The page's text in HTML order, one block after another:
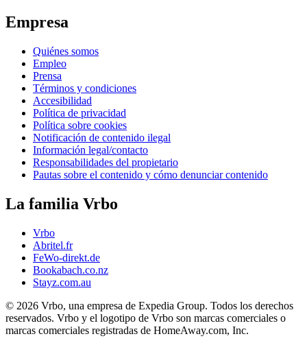
Empresa
Quiénes somos
Empleo
Prensa
Términos y condiciones
Accesibilidad
Política de privacidad
Política sobre cookies
Notificación de contenido ilegal
Información legal/contacto
Responsabilidades del propietario
Pautas sobre el contenido y cómo denunciar contenido
La familia Vrbo
Vrbo
Abritel.fr
FeWo-direkt.de
Bookabach.co.nz
Stayz.com.au
© 2026 Vrbo, una empresa de Expedia Group. Todos los derechos
reservados. Vrbo y el logotipo de Vrbo son marcas comerciales o
marcas comerciales registradas de HomeAway.com, Inc.